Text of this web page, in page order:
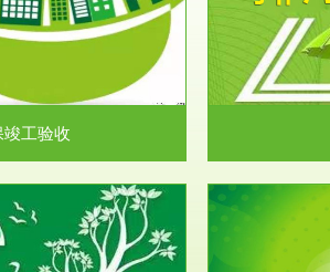
竣工验收
排污许可证
：（排污许可证）根据《中华
国环境保护法》...
服务范围